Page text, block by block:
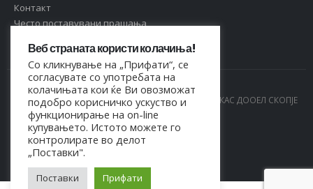
Контакт
Често поставувани прашања
© Copyright 2021. Сите права се задржани од МАРКАС ДООЕЛ СКОПЈЕ
- 4044021518150
Веб страната користи колачиња!
Со кликнување на „Прифати“, се
согласувате со употребата на
колачињата кои ќе Ви овозможат
подобро корисничко ускуство и
функционирање на on-line
купувањето. Истото можете го
контролирате во делот
„Поставки".
Поставки Прифати